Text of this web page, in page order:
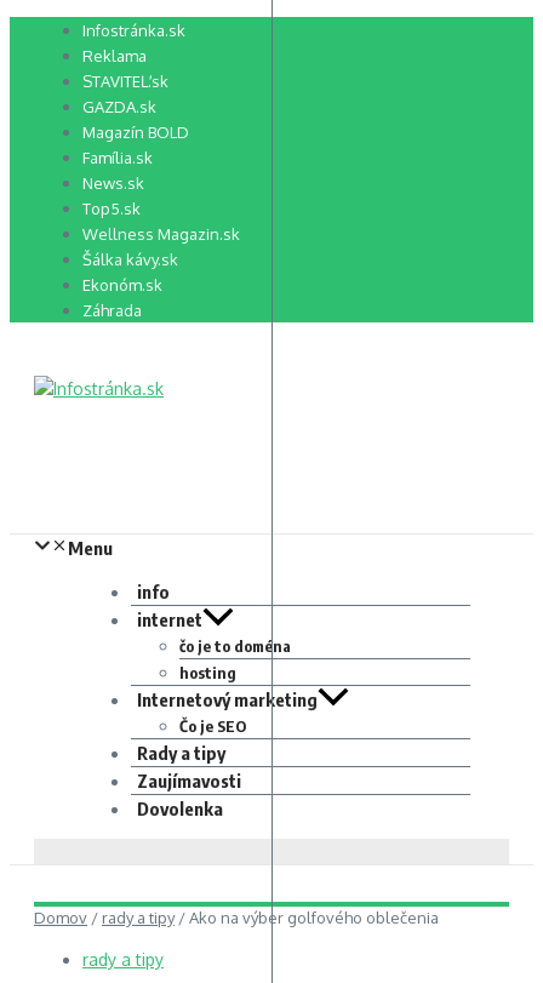
Preskočiť Infostránka.sk
Reklama
STAVITEĽ.sk
GAZDA.sk
Magazín BOLD
Família.sk
News.sk
Top5.sk
Wellness Magazin.sk
Šálka kávy.sk
Ekonóm.sk
Záhrada
Menu
info
internet
čo je to doména
hosting
Internetový marketing
Čo je SEO
Rady a tipy
Zaujímavosti
Dovolenka
Domov / rady a tipy/Ako na výber golfového oblečenia
rady a tipy